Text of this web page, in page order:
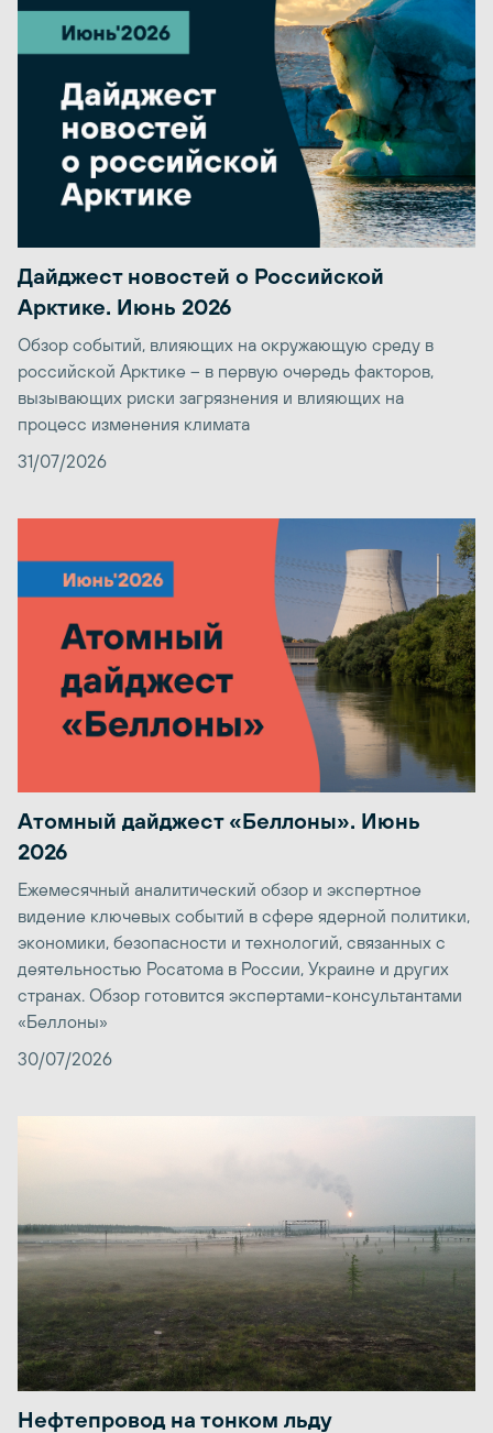
Дайджест новостей о Российской
Арктике. Июнь 2026
Обзор событий, влияющих на окружающую среду в
российской Арктике – в первую очередь факторов,
вызывающих риски загрязнения и влияющих на
процесс изменения климата
31/07/2026
Атомный дайджест «Беллоны». Июнь
2026
Ежемесячный аналитический обзор и экспертное
видение ключевых событий в сфере ядерной политики,
экономики, безопасности и технологий, связанных с
деятельностью Росатома в России, Украине и других
странах. Обзор готовится экспертами-консультантами
«Беллоны»
30/07/2026
Нефтепровод на тонком льду